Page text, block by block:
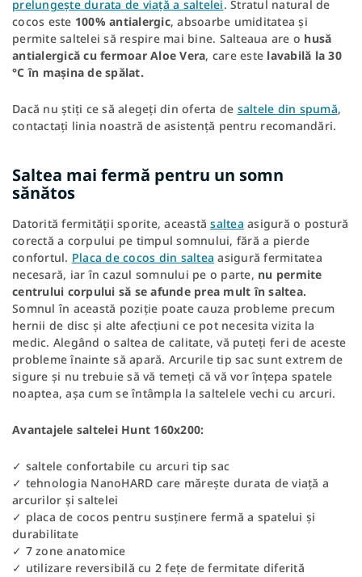
prelungește durata de viață a saltelei. Stratul natural de
cocos este 100% antialergic, absoarbe umiditatea și
permite saltelei să respire mai bine. Salteaua are o husă
antialergică cu fermoar Aloe Vera, care este lavabilă la 30
°C în mașina de spălat.
Dacă nu știți ce să alegeți din oferta de saltele din spumă,
contactați linia noastră de asistență pentru recomandări.
Saltea mai fermă pentru un somn
sănătos
Datorită fermității sporite, aceastăsaltea asigură o postură
corectă a corpului pe timpul somnului, fără a pierde
confortul. Placa de cocos din saltea asigură fermitatea
necesară, iar în cazul somnului pe o parte, nu permite
centrului corpului să se afunde prea mult în saltea.
Somnul în această poziție poate cauza probleme precum
hernii de disc și alte afecțiuni ce pot necesita vizita la
medic. Alegând o saltea de calitate, vă puteți feri de aceste
probleme înainte să apară. Arcurile tip sac sunt extrem de
sigure și nu trebuie să vă temeți că vă vor înțepa spatele
noaptea, așa cum se întâmpla la saltelele vechi cu arcuri.
Avantajele saltelei Hunt 160x200:
✓ saltele confortabile cu arcuri tip sac
✓ tehnologia NanoHARD care mărește durata de viață a
arcurilor și saltelei
✓ placa de cocos pentru susținere fermă a spatelui și
durabilitate
✓ 7 zone anatomice
✓ utilizare reversibilă cu 2 fețe de fermitate diferită